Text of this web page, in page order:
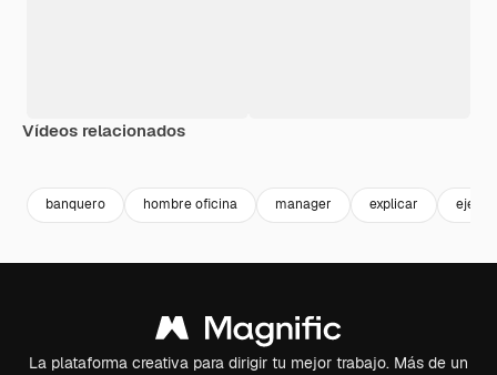
Vídeos relacionados
banquero hombre oficina manager explicar
La plataforma creativa para dirigir tu mejor trabajo. Más de un